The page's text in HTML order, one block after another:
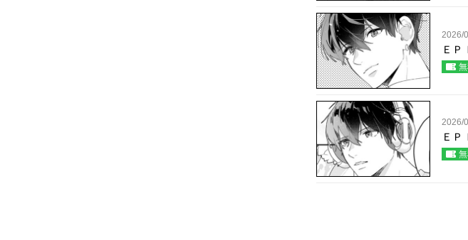
2026/
ＥＰ
2026/
ＥＰ